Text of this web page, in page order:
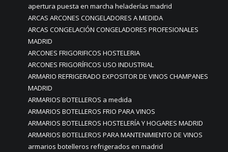
apertura puesta en marcha heladerías madrid
ARCAS ARCONES CONGELADORES A MEDIDA
ARCAS CONGELACIÓN CONGELADORES PROFESIONALES
MADRID
ARCONES FRIGORIFICOS HOSTELERIA
ARCONES FRIGORÍFICOS USO INDUSTRIAL
ARMARIO REFRIGERADO EXPOSITOR DE VINOS CHAMPANES
MADRID
ARMARIOS BOTELLEROS a medida
ARMARIOS BOTELLEROS FRIO PARA VINOS
ARMARIOS BOTELLEROS HOSTELERÍA Y HOGARES MADRID
ARMARIOS BOTELLEROS PARA MANTENIMIENTO DE VINOS
armarios botelleros refrigerados en madrid